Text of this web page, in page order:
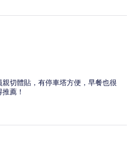
切體貼，有停車塔方便，早餐也很
薦！